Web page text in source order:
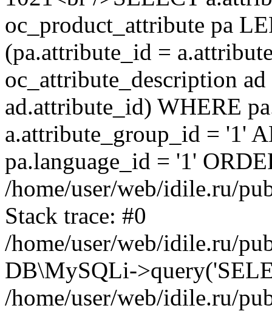
oc_product_attribute pa
(pa.attribute_id =
oc_attribute_description
ad.attribute_id) WHERE
a.attribute_group_id = '1'
pa.language_id = '1'
/home/user/web/idile.ru/
Stack trace: #0
/home/user/web/idile.ru/
DB\MySQLi-
/home/user/web/idile.ru/